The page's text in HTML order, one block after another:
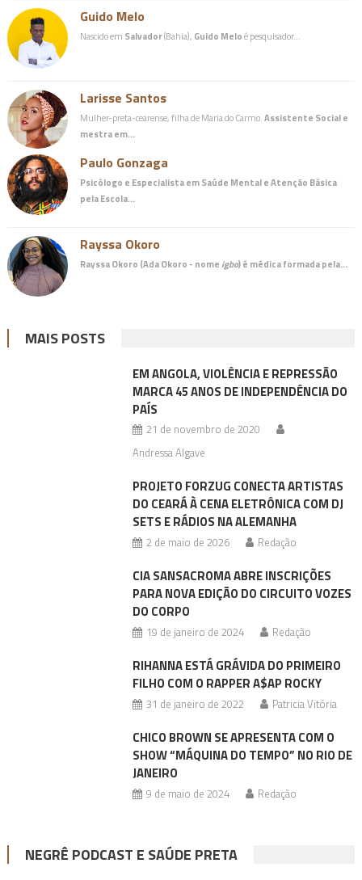
Guido Melo
Nascido em Salvador(Bahia), Guido Meloé pesquisador…
Larisse Santos
Mulher-preta-cearense, filha de Maria do Carmo.Assistente Social e
mestra em…
Paulo Gonzaga
Psicólogo e Especialista em Saúde Mental e Atenção Básica
pela Escola…
Rayssa Okoro
Rayssa Okoro (Ada Okoro - nome igbo) é médicaformada pela…
MAIS POSTS
EM ANGOLA, VIOLÊNCIA E REPRESSÃO
MARCA 45 ANOS DE INDEPENDÊNCIA DO
PAÍS
21 de novembro de 2020
Andressa Algave
PROJETO FORZUG CONECTA ARTISTAS
DO CEARÁ À CENA ELETRÔNICA COM DJ
SETS E RÁDIOS NA ALEMANHA
2 de maio de 2026 Redação
CIA SANSACROMA ABRE INSCRIÇÕES
PARA NOVA EDIÇÃO DO CIRCUITO VOZES
DO CORPO
19 de janeiro de 2024 Redação
RIHANNA ESTÁ GRÁVIDA DO PRIMEIRO
FILHO COM O RAPPER A$AP ROCKY
31 de janeiro de 2022 Patricia Vitória
CHICO BROWN SE APRESENTA COM O
SHOW “MÁQUINA DO TEMPO” NO RIO DE
JANEIRO
9 de maio de 2024 Redação
NEGRÊ PODCAST E SAÚDE PRETA